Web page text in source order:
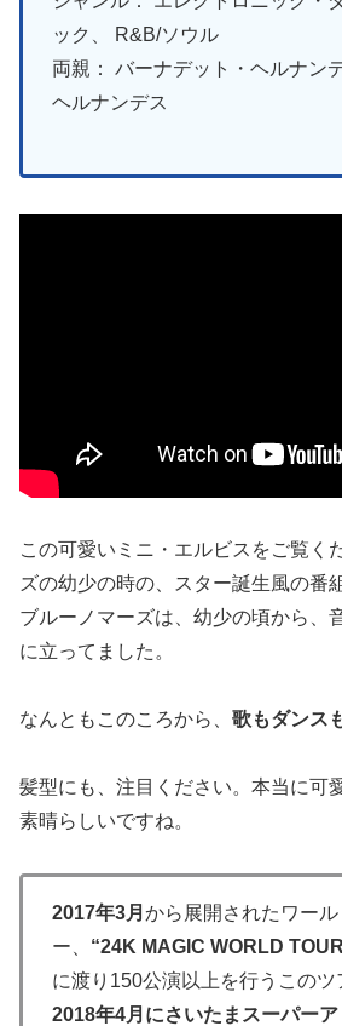
ック、 R&B/ソウル
両親： バーナデット・ヘルナン
ヘルナンデス
この可愛いミニ・エルビスをご覧く
ズの幼少の時の、スター誕生風の番
ブルーノマーズは、幼少の頃から、
に立ってました。
なんともこのころから、 歌もダンス
髪型にも、注目ください。本当に可
素晴らしいですね。
2017年3⽉ から展開されたワー
ー、 “24K MAGIC WORLD
に渡り150公演以上を⾏うこのツ
2018年4⽉にさいたまスーパー